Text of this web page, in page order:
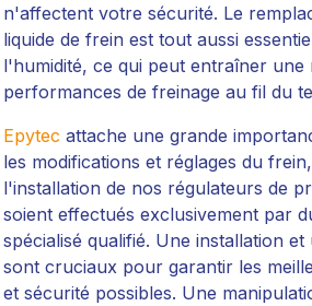
n'affectent votre sécurité. Le
liquide de frein est tout aussi
l'humidité, ce qui peut entraîner une
performances de freinage au fil du
Epytec attache une grande
les modifications et réglages du
l'installation de nos régulateurs de
soient effectués exclusivement par
spécialisé qualifié. Une installation
sont cruciaux pour garantir les
et sécurité possibles. Une